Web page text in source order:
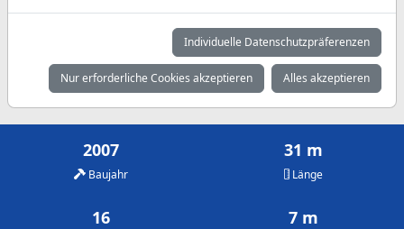
Mai Juni
3.250 €
Juli
4.000 €
August
4.000 €
September
3.250 €
Oktober
2.500 €
2007
Baujahr
31 m
Länge
16 7 m
Individuelle Datenschutzpräferenzen
Nur erforderliche Cookies akzeptieren Alles akzeptieren